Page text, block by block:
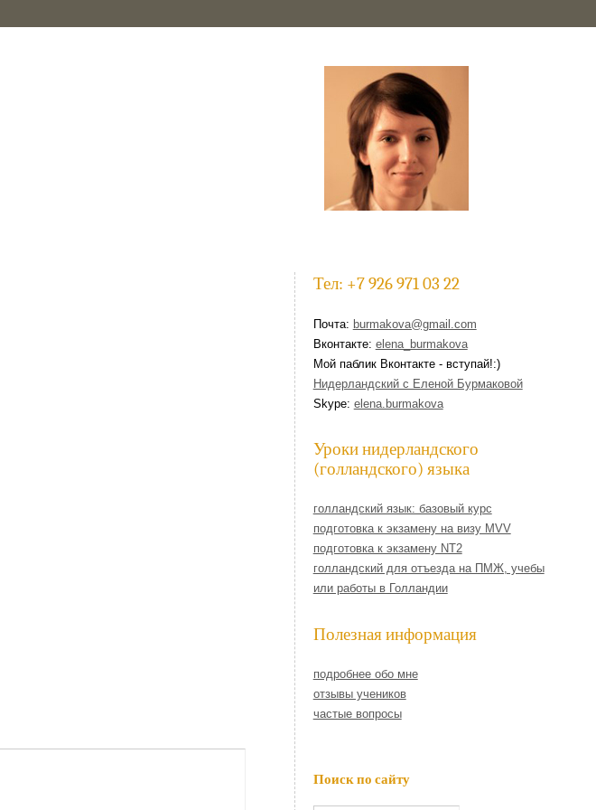
Тел: +7 926 971 03 22
Почта: burmakova@gmail.com
Вконтакте: elena_burmakova
Мой паблик Вконтакте - вступай!:)
Нидерландский с Еленой Бурмаковой
Skype: elena.burmakova
Уроки нидерландского
(голландского) языка
голландский язык: базовый курс
подготовка к экзамену на визу MVV
подготовка к экзамену NT2
голландский для отъезда на ПМЖ, учебы
или работы в Голландии
Полезная информация
подробнее обо мне
отзывы учеников
частые вопросы
Поиск по сайту